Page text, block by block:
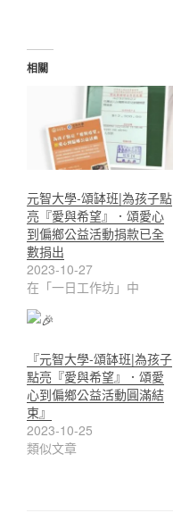
相關
元智大學-頌缽班|為孩子點
亮『愛與希望』．頌愛心
到偏鄉公益活動捐款已全
數捐出
2023-10-27
在「一日工作坊」中
『元智大學-頌缽班|為孩子
點亮『愛與希望』．頌愛
心到偏鄉公益活動圓滿結
束』
2023-10-25
類似文章